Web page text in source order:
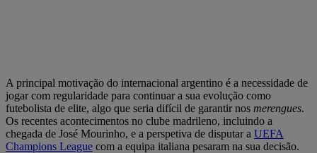
A principal motivação do internacional argentino é a necessidade de
jogar com regularidade para continuar a sua evolução como
futebolista de elite, algo que seria difícil de garantir nos merengues.
Os recentes acontecimentos no clube madrileno, incluindo a
chegada de José Mourinho, e a perspetiva de disputar a UEFA
Champions League com a equipa italiana pesaram na sua decisão.